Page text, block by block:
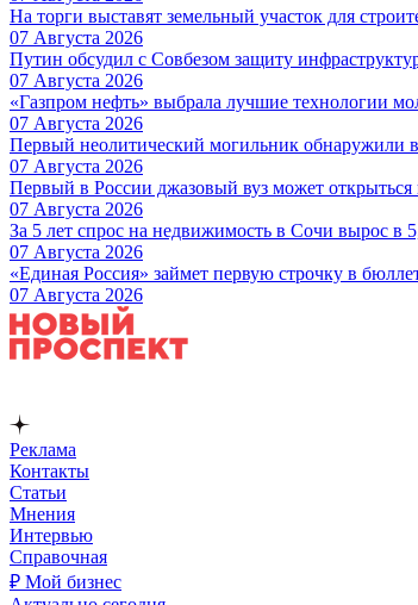
На торги выставят земельный участок для
07 Августа 2026
Путин обсудил с Совбезом защиту
07 Августа 2026
«Газпром нефть» выбрала лучшие технологии
07 Августа 2026
Первый неолитический могильник обнаружили
07 Августа 2026
Первый в России джазовый вуз может открыться
07 Августа 2026
За 5 лет спрос на недвижимость в Сочи вырос в
07 Августа 2026
«Единая Россия» займет первую строчку в
07 Августа 2026
Реклама
Контакты
Статьи
Мнения
Интервью
Справочная
₽ Мой бизнес